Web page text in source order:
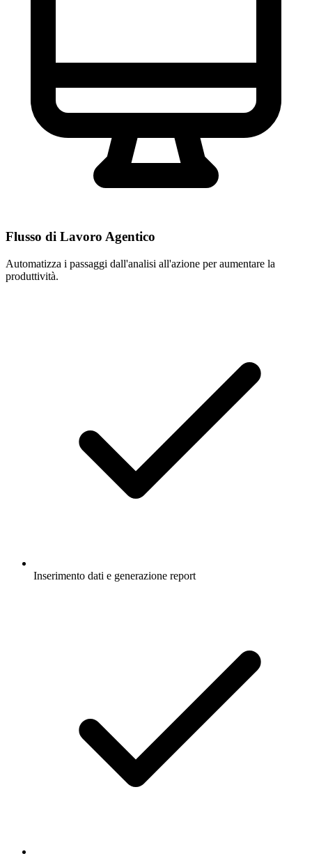
Flusso di Lavoro Agentico
Automatizza i passaggi dall'analisi all'azione per aumentare la
produttività.
Inserimento dati e generazione report